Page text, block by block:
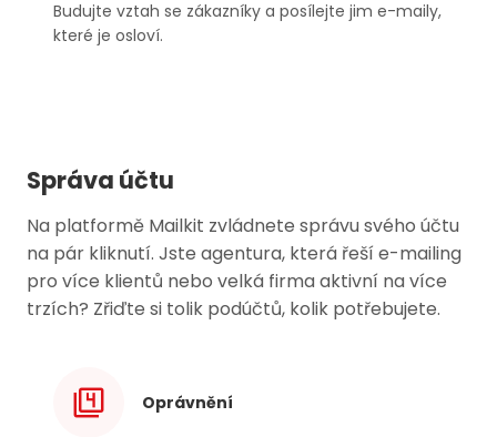
Budujte vztah se zákazníky a posílejte jim e-maily,
které je osloví.
Správa účtu
Na platformě Mailkit zvládnete správu svého účtu
na pár kliknutí. Jste agentura, která řeší e-mailing
pro více klientů nebo velká firma aktivní na více
trzích? Zřiďte si tolik podúčtů, kolik potřebujete.
Oprávnění